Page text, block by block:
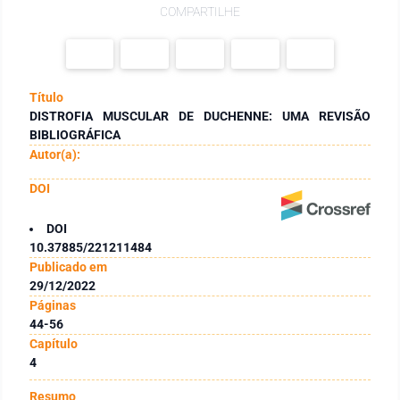
COMPARTILHE
Título
DISTROFIA MUSCULAR DE DUCHENNE: UMA REVISÃO
BIBLIOGRÁFICA
Autor(a):
DOI
DOI
10.37885/221211484
Publicado em
29/12/2022
Páginas
44-56
Capítulo
4
Resumo